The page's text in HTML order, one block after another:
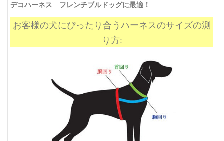
デコハーネス フレンチブルドッグに最適！
お客様の犬にぴったり合うハーネスのサイズの測
り方: